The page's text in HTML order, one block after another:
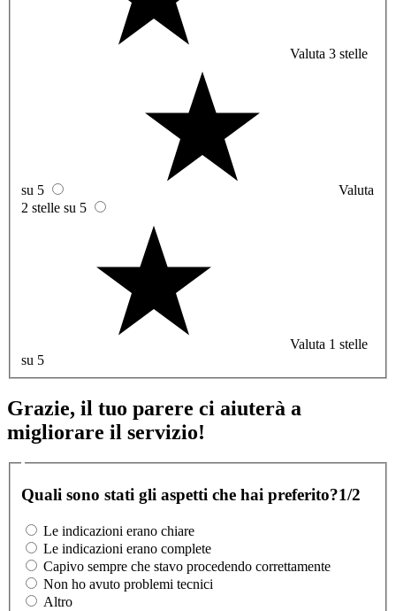
Valuta 3 stelle
su 5
Valuta
2 stelle su 5
Valuta 1 stelle
su 5
Grazie, il tuo parere ci aiuterà a
migliorare il servizio!
Quali sono stati gli aspetti che hai preferito?1/2
Le indicazioni erano chiare
Le indicazioni erano complete
Capivo sempre che stavo procedendo correttamente
Non ho avuto problemi tecnici
Altro